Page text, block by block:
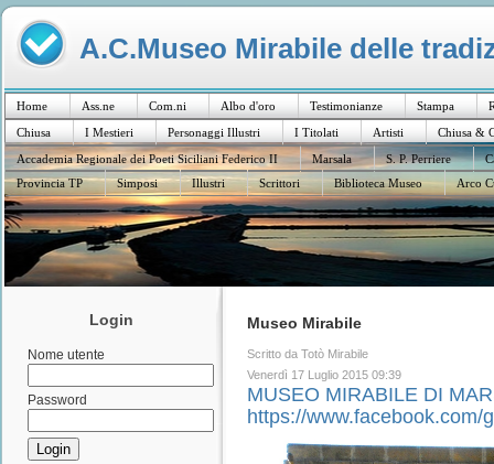
A.C.Museo Mirabile delle
Home Ass.ne Com.ni Albo d'oro Testimonianze Stampa
Chiusa
I Mestieri Personaggi Illustri I Titolati Artisti
Chiusa &
Accademia Regionale dei Poeti Siciliani Federico II
Marsala S. P. Perriere
Provincia TP
Simposi Illustri Scrittori Biblioteca Museo Arco
Login
Nome utente
Password
Museo Mirabile
Scritto da Totò Mirabile
Venerdì 17 Luglio 2015 09:39
MUSEO MIRABILE DI
https://www.facebook.com/